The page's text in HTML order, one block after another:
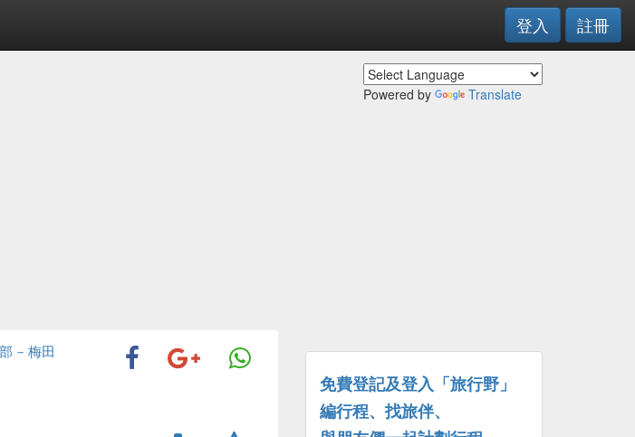
登入 註冊
Powered by Translate
－梅田
免費登記及登入「旅行野」
編行程、找旅伴、